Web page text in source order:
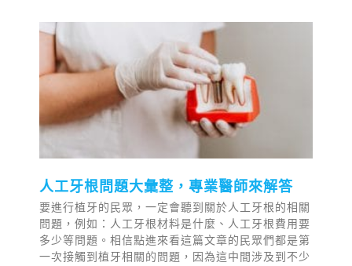
人工牙根問題大彙整，專業醫師來解答
要進行植牙的民眾，一定會聽到關於人工牙根的相關
問題，例如：人工牙根材料是什麼、人工牙根費用要
多少等問題。相信點進來看這篇文章的民眾們都是第
一次接觸到植牙相關的問題，因為這中間涉及到不少